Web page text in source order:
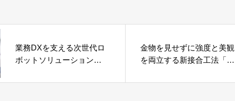
業務DXを支える次世代ロ
ボットソリューション
金物を見せずに強度と美観
を両立する新接合工法「拡
造システム株式会社